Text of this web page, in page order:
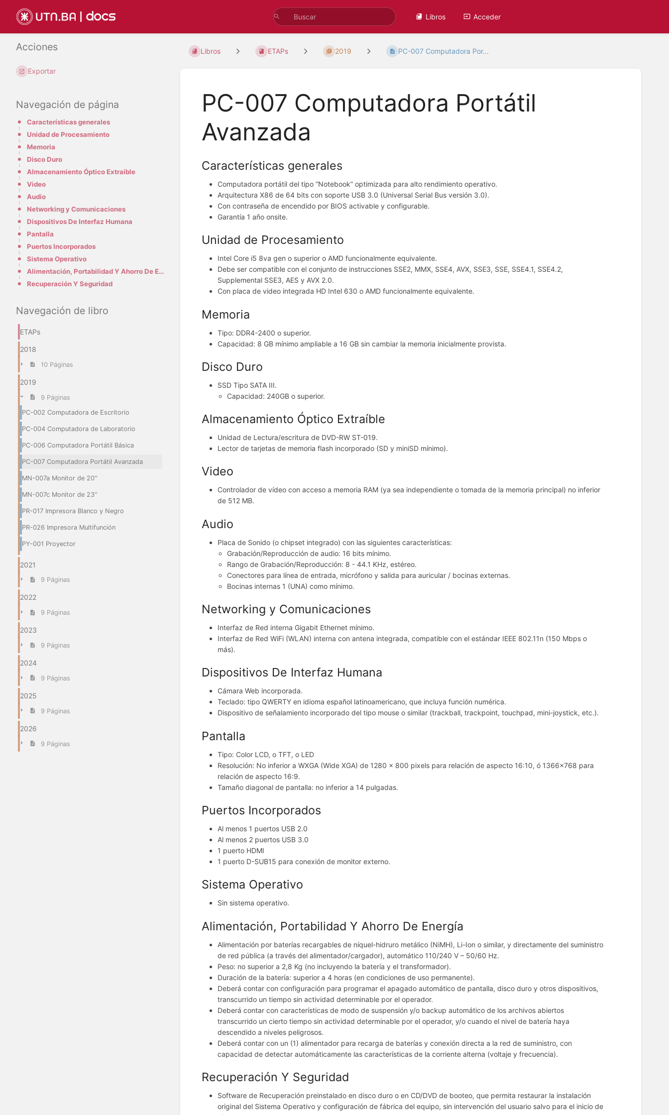
Libros Acceder
Acciones
Exportar
Navegación de página
Características generales
Unidad de Procesamiento
Memoria
Disco Duro
Almacenamiento Óptico Extraíble
Video
Audio
Networking y Comunicaciones
Dispositivos De Interfaz Humana
Pantalla
Puertos Incorporados
Sistema Operativo
Alimentación, Portabilidad Y Ahorro De Energía
Recuperación Y Seguridad
Navegación de libro
ETAPs
2018
10 Páginas
2019
9 Páginas
PC-002 Computadora de Escritorio
PC-004 Computadora de Laboratorio
PC-006 Computadora Portátil Básica
PC-007 Computadora Portátil Avanzada
MN-007a Monitor de 20''
MN-007c Monitor de 23''
PR-017 Impresora Blanco y Negro
PR-026 Impresora Multifunción
PY-001 Proyector
2021
9 Páginas
2022
9 Páginas
2023
9 Páginas
2024
9 Páginas
2025
9 Páginas
2026
9 Páginas
Libros ETAPs 2019 PC-007 Computadora Por...
PC-007 Computadora Portátil
Avanzada
Características generales
Computadora portátil del tipo “Notebook” optimizada para alto rendimiento operativo.
Arquitectura X86 de 64 bits con soporte USB 3.0 (Universal Serial Bus versión 3.0).
Con contraseña de encendido por BIOS activable y configurable.
Garantía 1 año onsite.
Unidad de Procesamiento
Intel Core i5 8va gen o superior o AMD funcionalmente equivalente.
Debe ser compatible con el conjunto de instrucciones SSE2, MMX, SSE4, AVX, SSE3, SSE, SSE4.1, SSE4.2,
Supplemental SSE3, AES y AVX 2.0.
Con placa de video integrada HD Intel 630 o AMD funcionalmente equivalente.
Memoria
Tipo: DDR4-2400 o superior.
Capacidad: 8 GB mínimo ampliable a 16 GB sin cambiar la memoria inicialmente provista.
Disco Duro
SSD Tipo SATA III.
Capacidad: 240GB o superior.
Almacenamiento Óptico Extraíble
Unidad de Lectura/escritura de DVD-RW ST-019.
Lector de tarjetas de memoria flash incorporado (SD y miniSD mínimo).
Video
Controlador de vídeo con acceso a memoria RAM (ya sea independiente o tomada de la memoria principal) no inferior
de 512 MB.
Audio
Placa de Sonido (o chipset integrado) con las siguientes características:
Grabación/Reproducción de audio: 16 bits mínimo.
Rango de Grabación/Reproducción: 8 - 44.1 KHz, estéreo.
Conectores para línea de entrada, micrófono y salida para auricular / bocinas externas.
Bocinas internas 1 (UNA) como mínimo.
Networking y Comunicaciones
Interfaz de Red interna Gigabit Ethernet mínimo.
Interfaz de Red WiFi (WLAN) interna con antena integrada, compatible con el estándar IEEE 802.11n (150 Mbps o
más).
Dispositivos De Interfaz Humana
Cámara Web incorporada.
Teclado: tipo QWERTY en idioma español latinoamericano, que incluya función numérica.
Dispositivo de señalamiento incorporado del tipo mouse o similar (trackball, trackpoint, touchpad, mini-joystick, etc.).
Pantalla
Tipo: Color LCD, o TFT, o LED
Resolución: No inferior a WXGA (Wide XGA) de 1280 x 800 pixels para relación de aspecto 16:10, ó 1366x768 para
relación de aspecto 16:9.
Tamaño diagonal de pantalla: no inferior a 14 pulgadas.
Puertos Incorporados
Al menos 1 puertos USB 2.0
Al menos 2 puertos USB 3.0
1 puerto HDMI
1 puerto D-SUB15 para conexión de monitor externo.
Sistema Operativo
Sin sistema operativo.
Alimentación, Portabilidad Y Ahorro De Energía
Alimentación por baterías recargables de níquel-hidruro metálico (NiMH), Li-Ion o similar, y directamente del suministro
de red pública (a través del alimentador/cargador), automático 110/240 V – 50/60 Hz.
Peso: no superior a 2,8 Kg (no incluyendo la batería y el transformador).
Duración de la batería: superior a 4 horas (en condiciones de uso permanente).
Deberá contar con configuración para programar el apagado automático de pantalla, disco duro y otros dispositivos,
transcurrido un tiempo sin actividad determinable por el operador.
Deberá contar con características de modo de suspensión y/o backup automático de los archivos abiertos
transcurrido un cierto tiempo sin actividad determinable por el operador, y/o cuando el nivel de batería haya
descendido a niveles peligrosos.
Deberá contar con un (1) alimentador para recarga de baterías y conexión directa a la red de suministro, con
capacidad de detectar automáticamente las características de la corriente alterna (voltaje y frecuencia).
Recuperación Y Seguridad
Software de Recuperación preinstalado en disco duro o en CD/DVD de booteo, que permita restaurar la instalación
original del Sistema Operativo y configuración de fábrica del equipo, sin intervención del usuario salvo para el inicio de